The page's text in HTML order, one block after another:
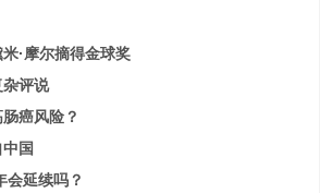
·摩尔摘得金球奖
评说
癌风险？
国
会延续吗？